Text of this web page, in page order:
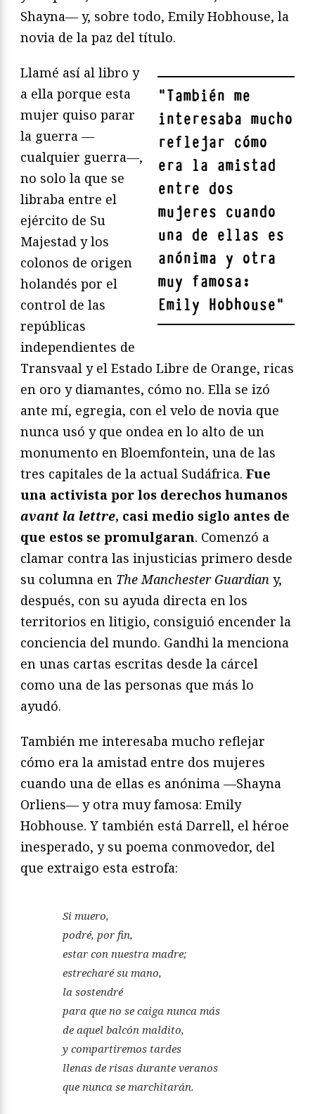
Shayna— y, sobre todo, Emily Hobhouse, la
novia de la paz del título.
"También me
interesaba mucho
reflejar cómo
era la amistad
entre dos
mujeres cuando
una de ellas es
anónima y otra
muy famosa:
Emily Hobhouse"
Llamé así al libro y
a ella porque esta
mujer quiso parar
la guerra —
cualquier guerra—,
no solo la que se
libraba entre el
ejército de Su
Majestad y los
colonos de origen
holandés por el
control de las
repúblicas
independientes de
Transvaal y el Estado Libre de Orange, ricas
en oro y diamantes, cómo no. Ella se izó
ante mí, egregia, con el velo de novia que
nunca usó y que ondea en lo alto de un
monumento en Bloemfontein, una de las
tres capitales de la actual Sudáfrica. Fue
una activista por los derechos humanos
avant la lettre, casi medio siglo antes de
que estos se promulgaran. Comenzó a
clamar contra las injusticias primero desde
su columna en The Manchester Guardian y,
después, con su ayuda directa en los
territorios en litigio, consiguió encender la
conciencia del mundo. Gandhi la menciona
en unas cartas escritas desde la cárcel
como una de las personas que más lo
ayudó.
También me interesaba mucho reflejar
cómo era la amistad entre dos mujeres
cuando una de ellas es anónima —Shayna
Orliens— y otra muy famosa: Emily
Hobhouse. Y también está Darrell, el héroe
inesperado, y su poema conmovedor, del
que extraigo esta estrofa:
Si muero,
podré, por fin,
estar con nuestra madre;
estrecharé su mano,
la sostendré
para que no se caiga nunca más
de aquel balcón maldito,
y compartiremos tardes
llenas de risas durante veranos
que nunca se marchitarán.